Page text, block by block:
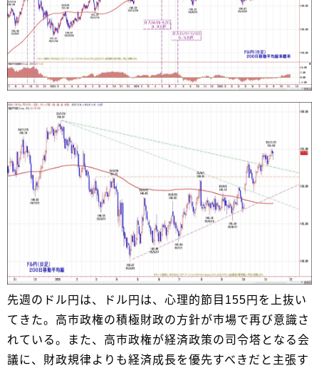
先週のドル円は、ドル円は、心理的節目155円を上抜い
てきた。高市政権の積極財政の方針が市場で再び意識さ
れている。また、高市政権が経済政策の司令塔となる会
議に、財政規律よりも経済成長を優先すべきだと主張す